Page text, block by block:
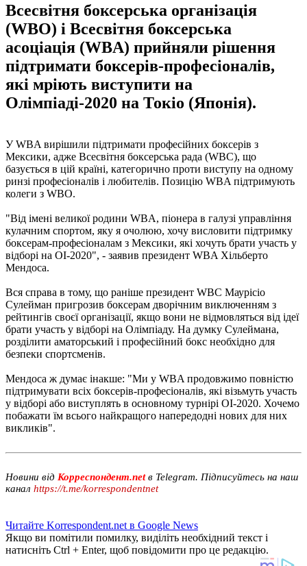
Всесвітня боксерська організація
(WBO) і Всесвітня боксерська
асоціація (WBA) прийняли рішення
підтримати боксерів-професіоналів,
які мріють виступити на
Олімпіаді-2020 на Токіо (Японія).
У WBA вирішили підтримати професійних боксерів з
Мексики, адже Всесвітня боксерська рада (WBC), що
базується в цій країні, категорично проти виступу на одному
ринзі професіоналів і любителів. Позицію WBA підтримують
колеги з WBO.
"Від імені великої родини WBA, піонера в галузі управління
кулачним спортом, яку я очолюю, хочу висловити підтримку
боксерам-професіоналам з Мексики, які хочуть брати участь у
відборі на ОІ-2020", - заявив президент WBA Хільберто
Мендоса.
Вся справа в тому, що раніше президент WBC Маурісіо
Сулейман пригрозив боксерам дворічним виключенням з
рейтингів своєї організації, якщо вони не відмовляться від ідеї
брати участь у відборі на Олімпіаду. На думку Сулеймана,
розділити аматорський і професійний бокс необхідно для
безпеки спортсменів.
Мендоса ж думає інакше: "Ми у WBA продовжимо повністю
підтримувати всіх боксерів-професіоналів, які візьмуть участь
у відборі або виступлять в основному турнірі ОІ-2020. Хочемо
побажати їм всього найкращого напередодні нових для них
викликів".
Новини від Корреспондент.netв Telegram. Підписуйтесь на наш
канал https://t.me/korrespondentnet
Читайте Korrespondent.net в Google News
Якщо ви помітили помилку, виділіть необхідний текст і
натисніть Ctrl + Enter, щоб повідомити про це редакцію.